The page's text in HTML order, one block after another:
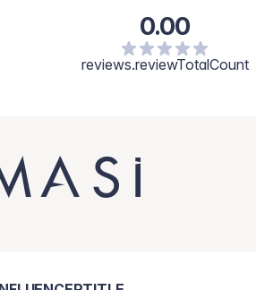
0.00
reviews.reviewTotalCount